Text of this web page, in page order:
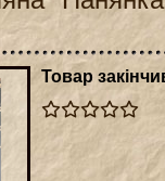
Товар